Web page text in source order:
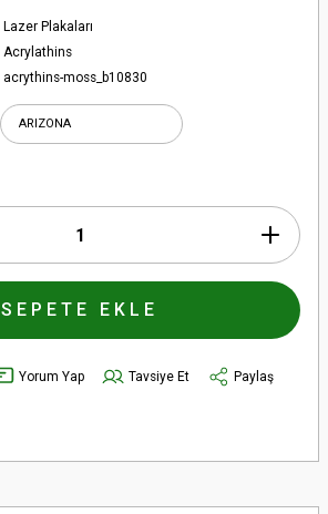
Lazer Plakaları
Acrylathins
acrythins-moss_b10830
SEPETE EKLE
Yorum Yap Tavsiye Et
Paylaş